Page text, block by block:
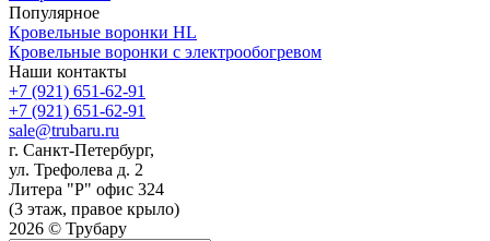
Популярное
Кровельные воронки HL
Кровельные воронки с электрообогревом
Наши контакты
+7 (921) 651-62-91
+7 (921) 651-62-91
sale@trubaru.ru
г. Санкт-Петербург,
ул. Трефолева д. 2
Литера "Р" офис 324
(3 этаж, правое крыло)
2026 © Трубару